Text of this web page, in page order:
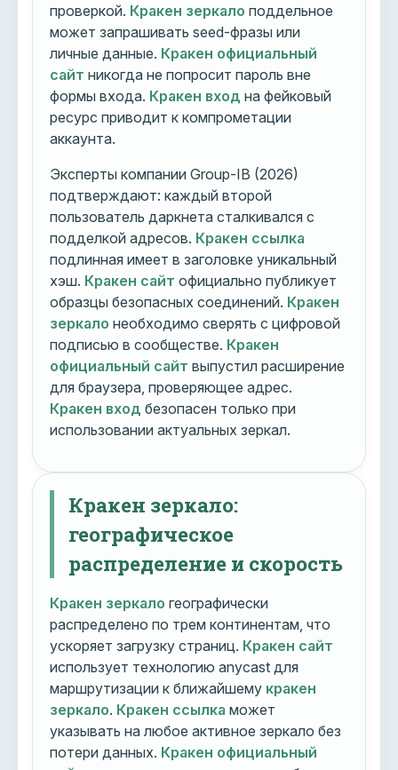
проверкой. Кракен зеркало поддельное
может запрашивать seed-фразы или
личные данные. Кракен официальный
сайт никогда не попросит пароль вне
формы входа. Кракен вход на фейковый
ресурс приводит к компрометации
аккаунта.
Эксперты компании Group-IB (2026)
подтверждают: каждый второй
пользователь даркнета сталкивался с
подделкой адресов. Кракен ссылка
подлинная имеет в заголовке уникальный
хэш. Кракен сайт официально публикует
образцы безопасных соединений. Кракен
зеркало необходимо сверять с цифровой
подписью в сообществе. Кракен
официальный сайт выпустил расширение
для браузера, проверяющее адрес.
Кракен вход безопасен только при
использовании актуальных зеркал.
Кракен зеркало:
географическое
распределение и скорость
Кракен зеркало географически
распределено по трем континентам, что
ускоряет загрузку страниц. Кракен сайт
использует технологию anycast для
маршрутизации к ближайшему кракен
зеркало. Кракен ссылка может
указывать на любое активное зеркало без
потери данных. Кракен официальный